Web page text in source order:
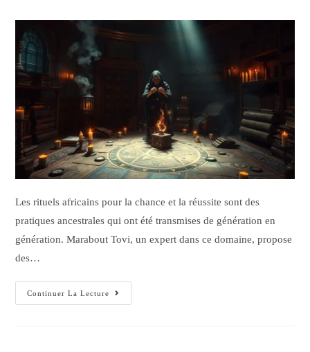
Les rituels africains pour la chance et la réussite sont des
pratiques ancestrales qui ont été transmises de génération en
génération. Marabout Tovi, un expert dans ce domaine, propose
des…
Continuer La Lecture